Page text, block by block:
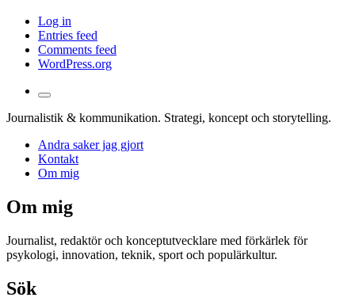
Log in
Entries feed
Comments feed
WordPress.org
Toggle
the
search
Journalistik & kommunikation. Strategi, koncept och storytelling.
Andra saker jag gjort
Kontakt
Om mig
Om mig
Journalist, redaktör och konceptutvecklare med förkärlek för
psykologi, innovation, teknik, sport och populärkultur.
Sök